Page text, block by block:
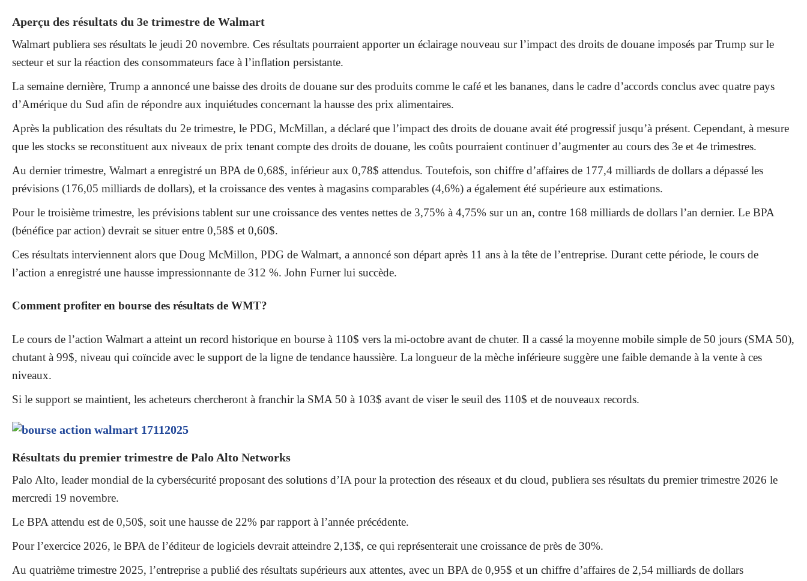
Aperçu des résultats du 3e trimestre de Walmart
Walmart publiera ses résultats le jeudi 20 novembre. Ces résultats pourraient apporter un éclairage nouveau sur l’impact des droits de douane imposés par Trump sur le
secteur et sur la réaction des consommateurs face à l’inflation persistante.
La semaine dernière, Trump a annoncé une baisse des droits de douane sur des produits comme le café et les bananes, dans le cadre d’accords conclus avec quatre pays
d’Amérique du Sud afin de répondre aux inquiétudes concernant la hausse des prix alimentaires.
Après la publication des résultats du 2e trimestre, le PDG, McMillan, a déclaré que l’impact des droits de douane avait été progressif jusqu’à présent. Cependant, à mesure
que les stocks se reconstituent aux niveaux de prix tenant compte des droits de douane, les coûts pourraient continuer d’augmenter au cours des 3e et 4e trimestres.
Au dernier trimestre, Walmart a enregistré un BPA de 0,68$, inférieur aux 0,78$ attendus. Toutefois, son chiffre d’affaires de 177,4 milliards de dollars a dépassé les
prévisions (176,05 milliards de dollars), et la croissance des ventes à magasins comparables (4,6%) a également été supérieure aux estimations.
Pour le troisième trimestre, les prévisions tablent sur une croissance des ventes nettes de 3,75% à 4,75% sur un an, contre 168 milliards de dollars l’an dernier. Le BPA
(bénéfice par action) devrait se situer entre 0,58$ et 0,60$.
Ces résultats interviennent alors que Doug McMillon, PDG de Walmart, a annoncé son départ après 11 ans à la tête de l’entreprise. Durant cette période, le cours de
l’action a enregistré une hausse impressionnante de 312 %. John Furner lui succède.
Comment profiter en bourse des résultats de WMT?
Le cours de l’action Walmart a atteint un record historique en bourse à 110$ vers la mi-octobre avant de chuter. Il a cassé la moyenne mobile simple de 50 jours (SMA 50),
chutant à 99$, niveau qui coïncide avec le support de la ligne de tendance haussière. La longueur de la mèche inférieure suggère une faible demande à la vente à ces
niveaux.
Si le support se maintient, les acheteurs chercheront à franchir la SMA 50 à 103$ avant de viser le seuil des 110$ et de nouveaux records.
Résultats du premier trimestre de Palo Alto Networks
Palo Alto, leader mondial de la cybersécurité proposant des solutions d’IA pour la protection des réseaux et du cloud, publiera ses résultats du premier trimestre 2026 le
mercredi 19 novembre.
Le BPA attendu est de 0,50$, soit une hausse de 22% par rapport à l’année précédente.
Pour l’exercice 2026, le BPA de l’éditeur de logiciels devrait atteindre 2,13$, ce qui représenterait une croissance de près de 30%.
Au quatrième trimestre 2025, l’entreprise a publié des résultats supérieurs aux attentes, avec un BPA de 0,95$ et un chiffre d’affaires de 2,54 milliards de dollars